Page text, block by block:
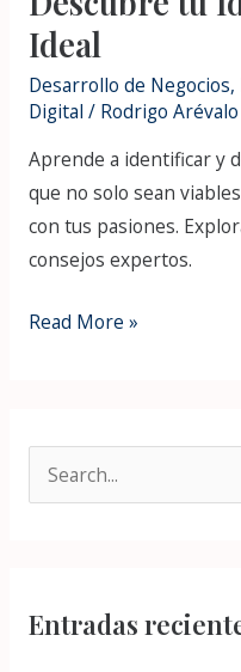
Ideal
Desarrollo de Negocios,
Digital / Rodrigo Arévalo
Aprende a identificar y
que no solo sean
con tus pasiones.
consejos expertos.
Read More »
c
Entradas